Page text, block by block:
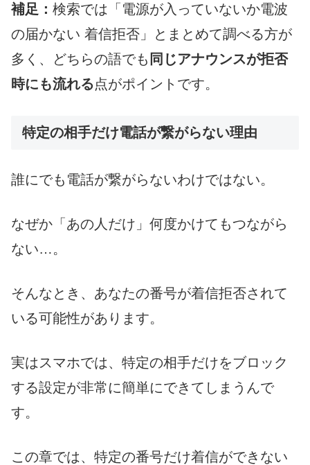
補足： 検索では「電源が入っていないか電波
の届かない 着信拒否」とまとめて調べる方が
多く、どちらの語でも 同じアナウンスが拒否
時にも流れる 点がポイントです。
特定の相手だけ電話が繋がらない理由
誰にでも電話が繋がらないわけではない。
なぜか「あの人だけ」何度かけてもつながら
ない…。
そんなとき、あなたの番号が着信拒否されて
いる可能性があります。
実はスマホでは、特定の相手だけをブロック
する設定が非常に簡単にできてしまうんで
す。
この章では、特定の番号だけ着信ができない